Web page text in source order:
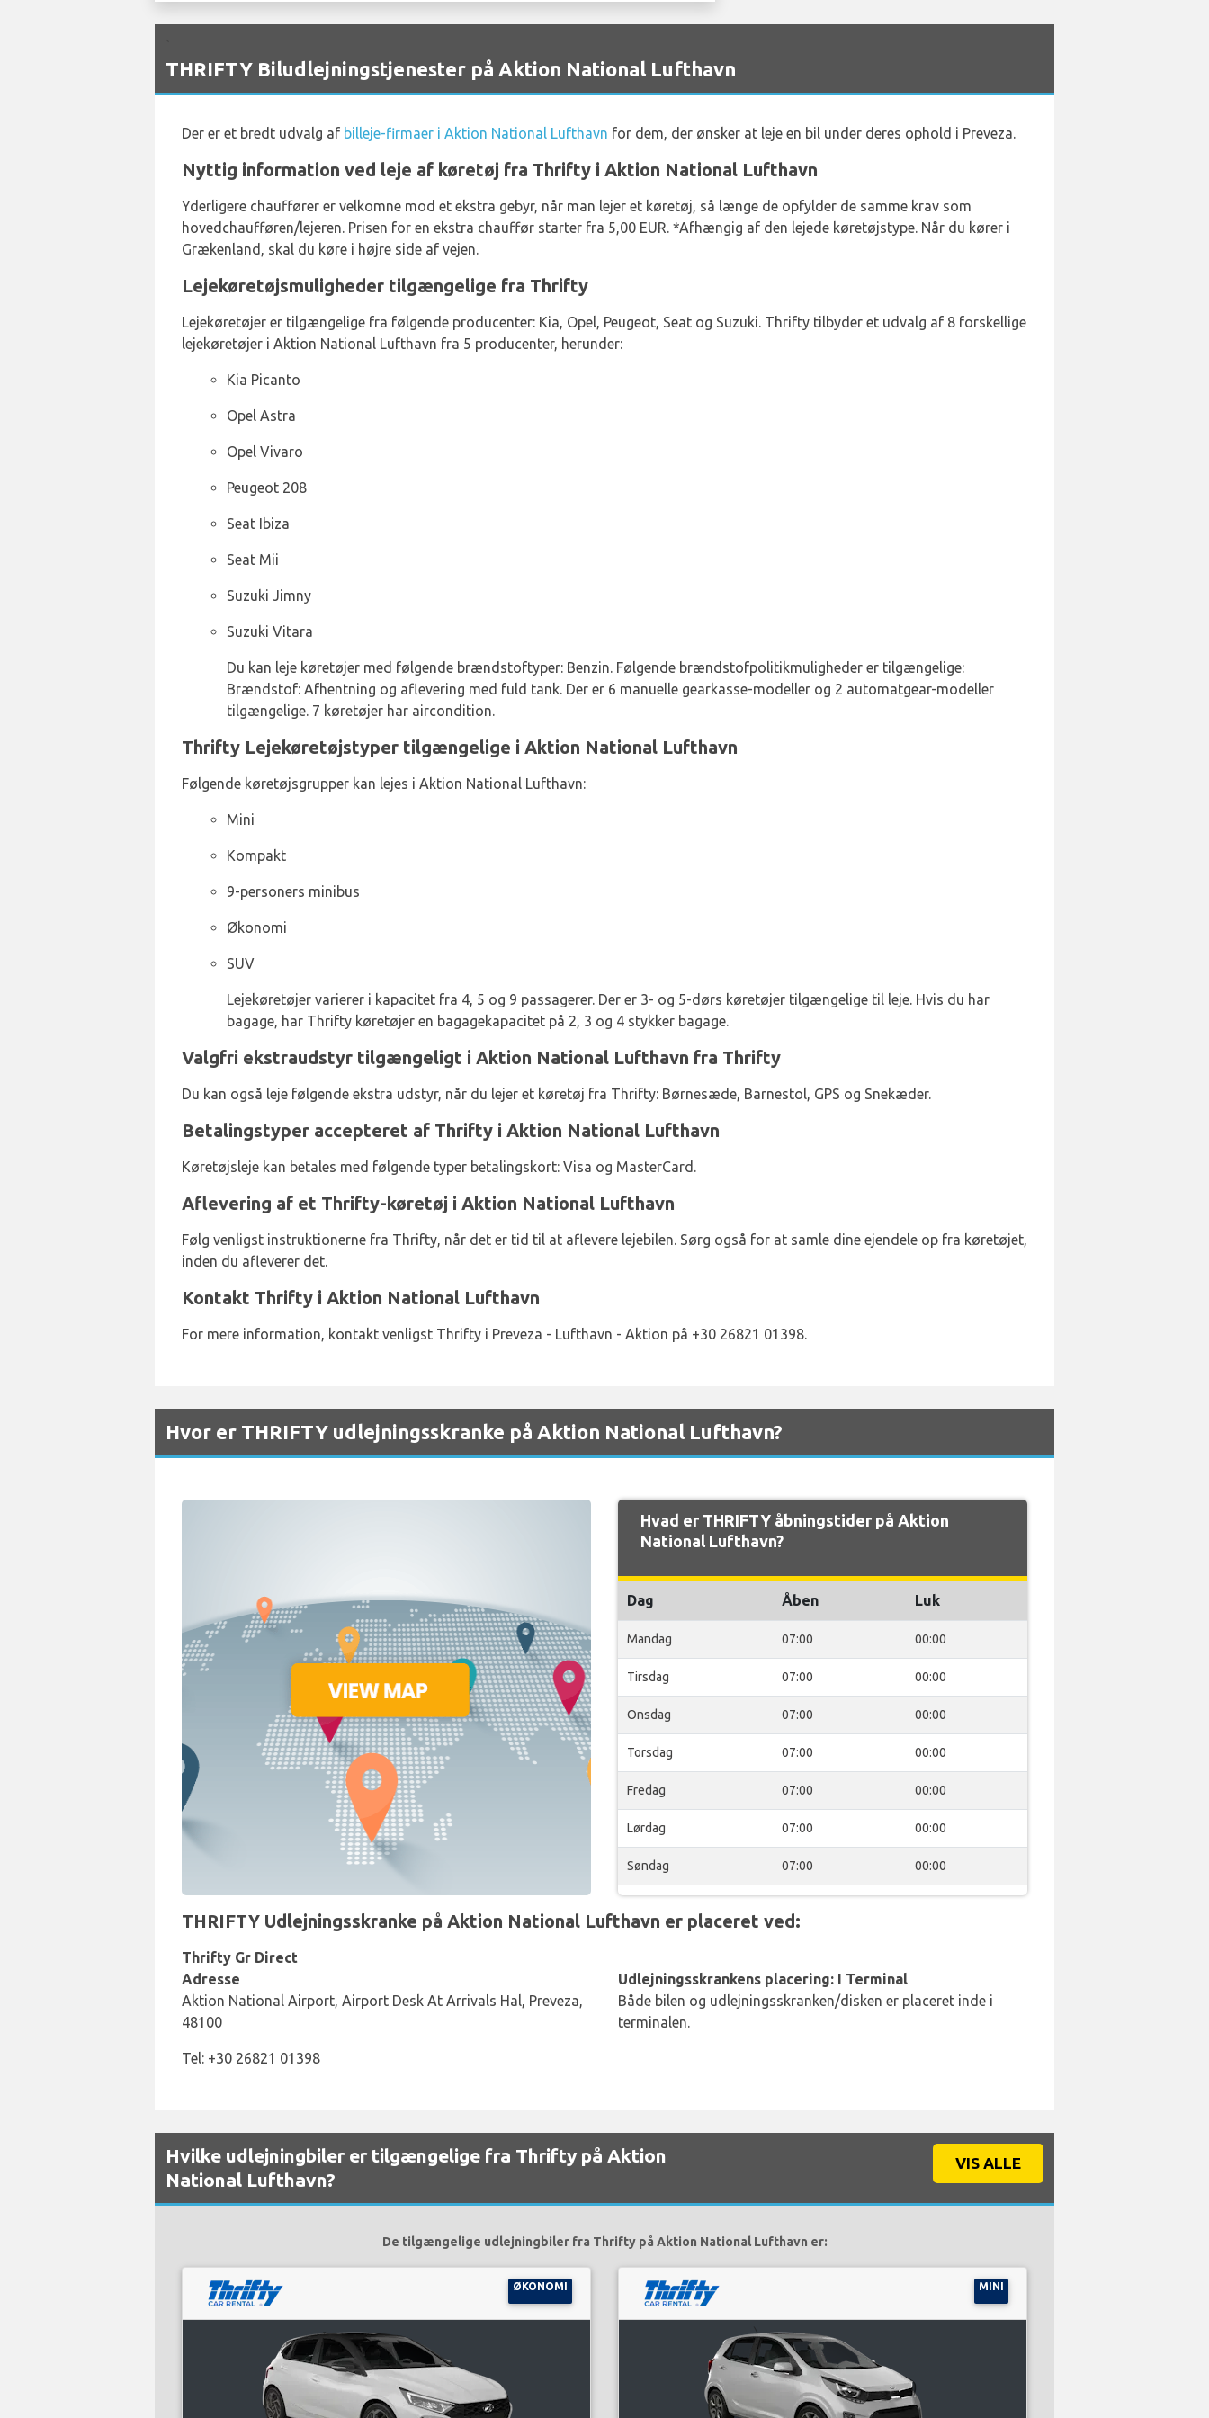
THRIFTY Biludlejningstjenester på Aktion National Lufthavn
Der er et bredt udvalg af billeje-firmaer i Aktion National Lufthavn for dem, der ønsker at leje en bil under deres ophold i Preveza.
Nyttig information ved leje af køretøj fra Thrifty i Aktion National Lufthavn
Yderligere chauffører er velkomne mod et ekstra gebyr, når man lejer et køretøj, så længe de opfylder de samme krav som
hovedchaufføren/lejeren. Prisen for en ekstra chauffør starter fra 5,00 EUR. *Afhængig af den lejede køretøjstype. Når du kører i
Grækenland, skal du køre i højre side af vejen.
Lejekøretøjsmuligheder tilgængelige fra Thrifty
Lejekøretøjer er tilgængelige fra følgende producenter: Kia, Opel, Peugeot, Seat og Suzuki. Thrifty tilbyder et udvalg af 8 forskellige
lejekøretøjer i Aktion National Lufthavn fra 5 producenter, herunder:
Kia Picanto
Opel Astra
Opel Vivaro
Peugeot 208
Seat Ibiza
Seat Mii
Suzuki Jimny
Suzuki Vitara
Du kan leje køretøjer med følgende brændstoftyper: Benzin. Følgende brændstofpolitikmuligheder er tilgængelige:
Brændstof: Afhentning og aflevering med fuld tank. Der er 6 manuelle gearkasse-modeller og 2 automatgear-modeller
tilgængelige. 7 køretøjer har aircondition.
Thrifty Lejekøretøjstyper tilgængelige i Aktion National Lufthavn
Følgende køretøjsgrupper kan lejes i Aktion National Lufthavn:
Mini
Kompakt
9-personers minibus
Økonomi
SUV
Lejekøretøjer varierer i kapacitet fra 4, 5 og 9 passagerer. Der er 3- og 5-dørs køretøjer tilgængelige til leje. Hvis du har
bagage, har Thrifty køretøjer en bagagekapacitet på 2, 3 og 4 stykker bagage.
Valgfri ekstraudstyr tilgængeligt i Aktion National Lufthavn fra Thrifty
Du kan også leje følgende ekstra udstyr, når du lejer et køretøj fra Thrifty: Børnesæde, Barnestol, GPS og Snekæder.
Betalingstyper accepteret af Thrifty i Aktion National Lufthavn
Køretøjsleje kan betales med følgende typer betalingskort: Visa og MasterCard.
Aflevering af et Thrifty-køretøj i Aktion National Lufthavn
Følg venligst instruktionerne fra Thrifty, når det er tid til at aflevere lejebilen. Sørg også for at samle dine ejendele op fra køretøjet,
inden du afleverer det.
Kontakt Thrifty i Aktion National Lufthavn
For mere information, kontakt venligst Thrifty i Preveza - Lufthavn - Aktion på +30 26821 01398.
Hvor er THRIFTY udlejningsskranke på Aktion National Lufthavn?
Hvad er THRIFTY åbningstider på Aktion
National Lufthavn?
Dag Åben Luk
Mandag 07:00 00:00
Tirsdag 07:00 00:00
Onsdag 07:00 00:00
Torsdag 07:00 00:00
Fredag 07:00 00:00
Lørdag 07:00 00:00
Søndag 07:00 00:00
THRIFTY Udlejningsskranke på Aktion National Lufthavn er placeret ved:
Thrifty Gr Direct
Adresse
Aktion National Airport, Airport Desk At Arrivals Hal, Preveza,
48100
Tel: +30 26821 01398
Udlejningsskrankens placering: I Terminal
Både bilen og udlejningsskranken/disken er placeret inde i
terminalen.
Hvilke udlejningbiler er tilgængelige fra Thrifty på Aktion
National Lufthavn?
VIS ALLE
De tilgængelige udlejningbiler fra Thrifty på Aktion National Lufthavn er:
ØKONOMI MINI